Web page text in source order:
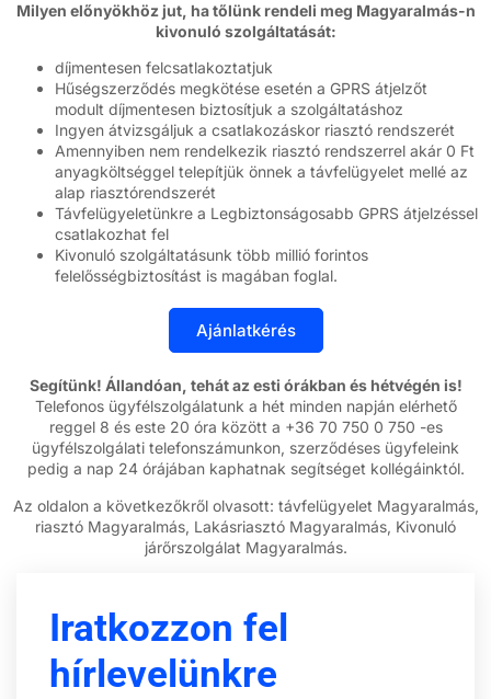
Milyen előnyökhöz jut, ha tőlünk rendeli meg Magyaralmás-n
kivonuló szolgáltatását:
díjmentesen felcsatlakoztatjuk
Hűségszerződés megkötése esetén a GPRS átjelzőt
modult díjmentesen biztosítjuk a szolgáltatáshoz
Ingyen átvizsgáljuk a csatlakozáskor riasztó rendszerét
Amennyiben nem rendelkezik riasztó rendszerrel akár 0 Ft
anyagköltséggel telepítjük önnek a távfelügyelet mellé az
alap riasztórendszerét
Távfelügyeletünkre a Legbiztonságosabb GPRS átjelzéssel
csatlakozhat fel
Kivonuló szolgáltatásunk több millió forintos
felelősségbiztosítást is magában foglal.
Segítünk! Állandóan, tehát az esti órákban és hétvégén is!
Telefonos ügyfélszolgálatunk a hét minden napján elérhető
reggel 8 és este 20 óra között a +36 70 750 0 750 -es
ügyfélszolgálati telefonszámunkon, szerződéses ügyfeleink
pedig a nap 24 órájában kaphatnak segítséget kollégáinktól.
Az oldalon a következőkről olvasott: távfelügyelet Magyaralmás,
riasztó Magyaralmás, Lakásriasztó Magyaralmás, Kivonuló
járőrszolgálat Magyaralmás.
Iratkozzon fel
hírlevelünkre